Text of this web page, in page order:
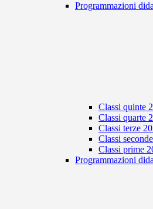
Programmazioni
Classi quinte
Classi quarte
Classi terze
Classi
Classi prime
Programmazioni